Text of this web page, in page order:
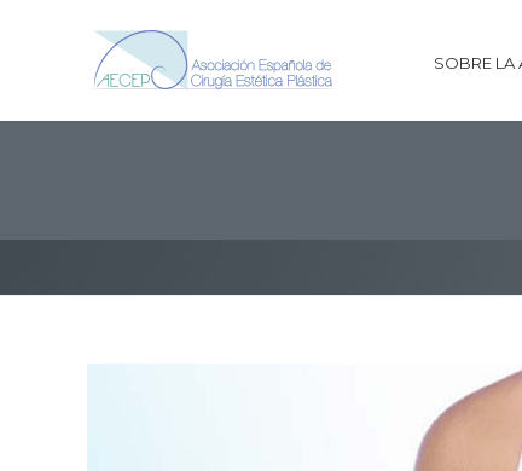
SOBRE LA